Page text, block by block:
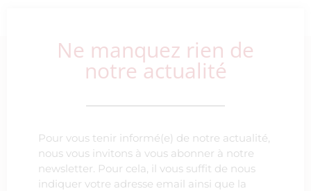
Ne manquez rien de
notre actualité
Pour vous tenir informé(e) de notre actualité,
nous vous invitons à vous abonner à notre
newsletter. Pour cela, il vous suffit de nous
indiquer votre adresse email ainsi que la